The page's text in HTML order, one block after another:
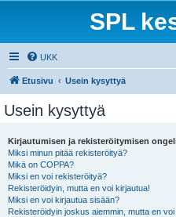
SPL
UKK
Etusivu Usein kysyttyä
Usein kysyttyä
Kirjautumisen ja rekisteröitymisen
Miksi minun pitää rekisteröityä?
Mikä on COPPA?
Miksi en voi rekisteröityä?
Rekisteröidyin, mutta en voi kirjautua!
Miksi en voi kirjautua sisään?
Rekisteröidyin joskus aiemmin, mutta en